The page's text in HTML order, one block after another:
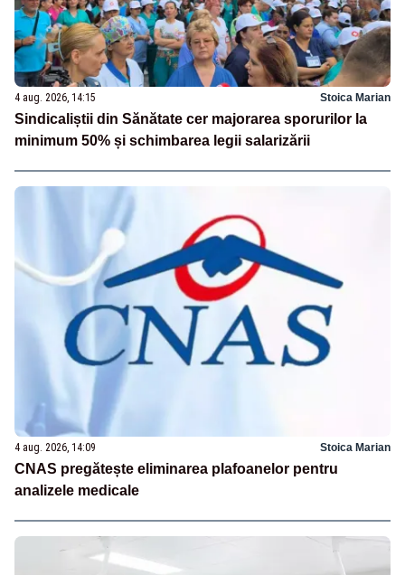
4 aug. 2026, 14:15 Stoica Marian
Sindicaliștii din Sănătate cer majorarea sporurilor la
minimum 50% și schimbarea legii salarizării
4 aug. 2026, 14:09 Stoica Marian
CNAS pregătește eliminarea plafoanelor pentru
analizele medicale